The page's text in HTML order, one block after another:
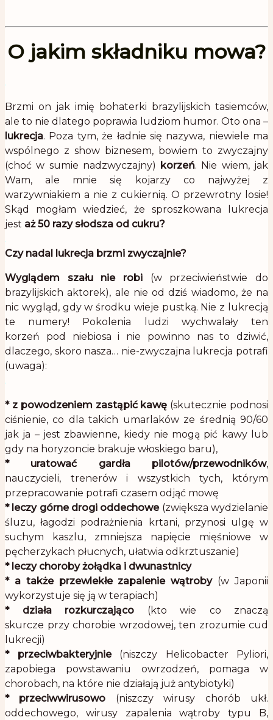
O jakim składniku mowa?
.
Brzmi on jak imię bohaterki brazylijskich tasiemców,
ale to nie dlatego poprawia ludziom humor. Oto ona –
lukrecja. Poza tym, że ładnie się nazywa, niewiele ma
wspólnego z show biznesem, bowiem to zwyczajny
(choć w sumie nadzwyczajny)
korzeń. Nie wiem, jak
Wam, ale mnie się kojarzy co najwyżej z
warzywniakiem a nie z cukiernią. O przewrotny losie!
Skąd mogłam wiedzieć, że sproszkowana lukrecja
jest aż 50 razy słodsza od cukru?
.
Czy nadal lukrecja brzmi zwyczajnie?
Wyglądem szału nie robi (w przeciwieństwie do
brazylijskich aktorek), ale nie od dziś wiadomo, że na
nic wygląd, gdy w środku wieje pustką. Nie z lukrecją
te numery! Pokolenia ludzi wychwalały ten
korzeń pod niebiosa i nie powinno nas to dziwić,
dlaczego, skoro nasza… nie-zwyczajna lukrecja potrafi
(uwaga):
.
* z powodzeniem zastąpić kawę (skutecznie podnosi
ciśnienie, co dla takich umarlaków ze średnią 90/60
jak ja – jest zbawienne, kiedy nie mogą pić kawy lub
gdy na horyzoncie brakuje włoskiego baru),
* uratować gardła
pilotów/przewodników,
nauczycieli, trenerów i wszystkich tych, którym
przepracowanie potrafi czasem odjąć mowę
* leczy górne drogi oddechowe(zwiększa wydzielanie
śluzu, łagodzi podrażnienia krtani, przynosi ulgę w
suchym kaszlu, zmniejsza napięcie mięśniowe w
pęcherzykach płucnych, ułatwia odkrztuszanie)
* leczy choroby żołądka i dwunastnicy
* a także przewlekłe zapalenie wątroby(w Japonii
wykorzystuje się ją w terapiach)
* działa rozkurczająco (kto wie co znaczą
skurcze przy chorobie wrzodowej, ten zrozumie cud
lukrecji)
* przeciwbakteryjnie(niszczy Helicobacter Pyliori,
zapobiega powstawaniu owrzodzeń, pomaga w
chorobach, na które nie działają już antybiotyki)
* przeciwwirusowo (niszczy wirusy chorób ukł.
oddechowego, wirusy zapalenia wątroby typu B,